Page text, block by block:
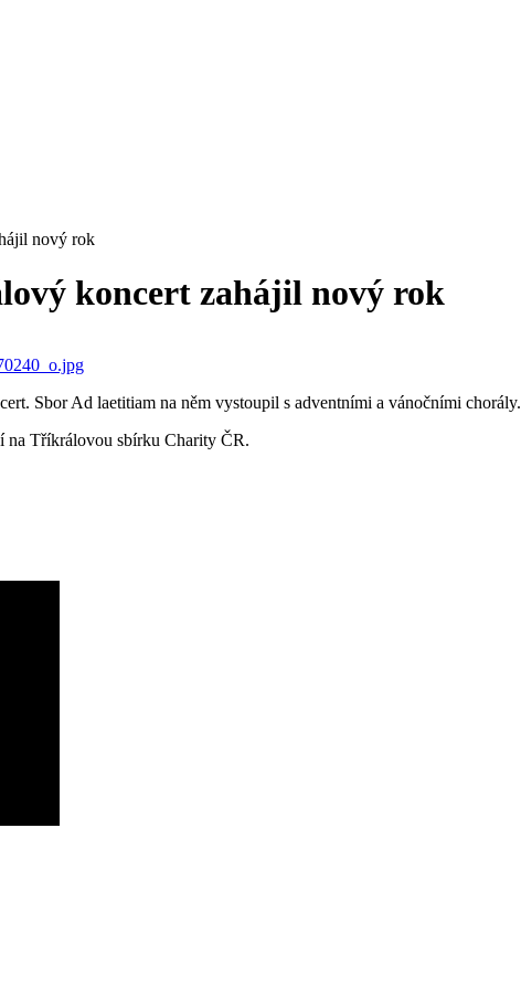
nový rok
koncert zahájil nový rok
Sbor Ad laetitiam na něm vystoupil s adventními a vánočními chorály.
na Tříkrálovou sbírku Charity ČR.